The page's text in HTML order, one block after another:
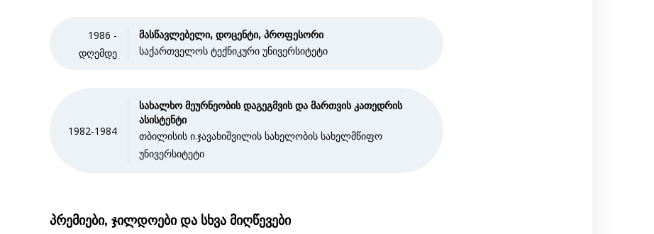
1986 -
დღემდე
მასწავლებელი, დოცენტი, პროფესორი
საქართველოს ტექნიკური უნივერსიტეტი
1982-1984
სახალხო მეურნეობის დაგეგმვის და მართვის კათედრის
ასისტენტი
თბილისის ი.ჯავახიშვილის სახელობის სახელმწიფო
უნივერსიტეტი
პრემიები, ჯილდოები და სხვა მიღწევები